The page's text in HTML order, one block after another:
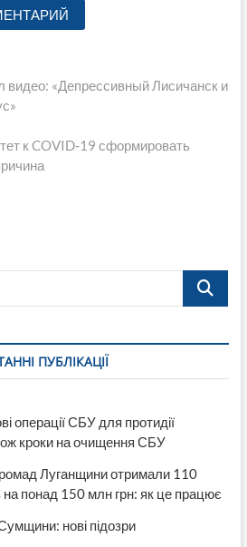
видео: «Депрессивный Лисичанск и
к COVID-19 сформировать
Поиск…
ПУБЛІКАЦІЇ
операції СБУ для протидії
кроки на очищення СБУ
Луганщини отримали 110
на понад 150 млн грн: як це працює
нові підозри